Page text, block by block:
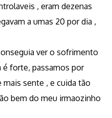
, eram dezenas
a umas 20 por dia ,
ver o sofrimento
é forte, passamos por
mais sente , e cuida tão
bem do meu irmaozinho